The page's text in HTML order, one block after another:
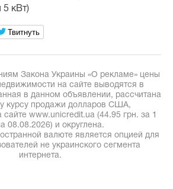
5 кВт)
Твитнуть
Закона Украины «О рекламе» цены
на сайте выводятся в
в данном объявлении, рассчитана
курсу продажи долларов США,
www.unicredit.ua (44.95 грн. за 1
08.08.2026) и округлена.
валюте является опцией для
не украинского сегмента
интернета.